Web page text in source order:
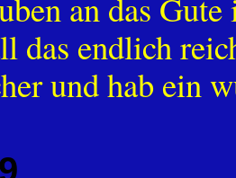
das endlich
und hab ein